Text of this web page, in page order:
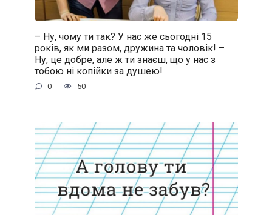
– Ну, чому ти так? У нас же сьогодні 15
років, як ми разом, дружина та чоловік! –
Ну, це добре, але ж ти знаєш, що у нас з
тобою ні копійки за душею!
0 50